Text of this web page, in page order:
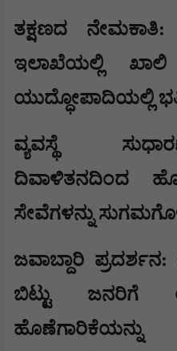
​​ತಕ್ಷಣದ
ಇಲಾಖೆಯಲ್ಲಿ ಖಾಲಿ
ಯುದ್ಧೋಪಾದಿಯಲ್ಲಿ
​ವ್ಯವಸ್ಥೆ
ದಿವಾಳಿತನದಿಂದ
ಸೇವೆಗಳನ್ನು
​ಜವಾಬ್ದಾರಿ
ಬಿಟ್ಟು ಜನರಿಗೆ